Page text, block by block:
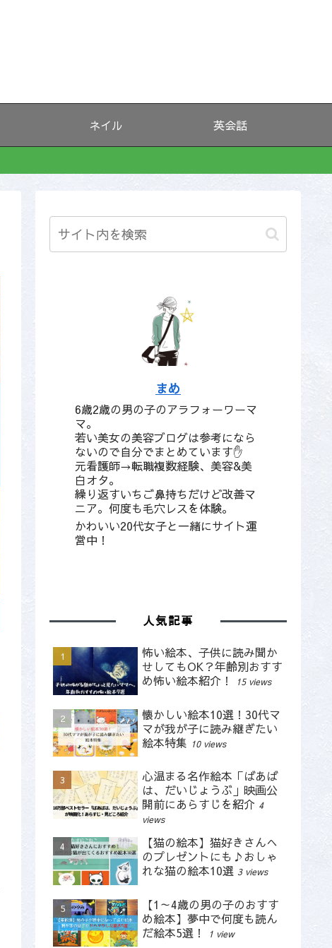
ネイル 英会話
まめ
6歳2歳の男の子のアラフォーワーマ
マ。
若い美女の美容ブログは参考になら
ないので自分でまとめています✋
元看護師→転職複数経験、美容&美
白オタ。
繰り返すいちご鼻持ちだけど改善マ
ニア。何度も毛穴レスを体験。
かわいい20代女子と一緒にサイト運
営中！
人気記事
怖い絵本、子供に読み聞か
せしてもOK？年齢別おすす
め怖い絵本紹介！
15 views
懐かしい絵本10選！30代マ
マが我が子に読み継ぎたい
絵本特集 10 views
心温まる名作絵本「ばあば
は、だいじょうぶ」映画公
開前にあらすじを紹介 4
views
【猫の絵本】猫好きさんへ
のプレゼントにも♪おしゃ
れな猫の絵本10選 3 views
【1～4歳の男の子のおすす
め絵本】夢中で何度も読ん
だ絵本5選！
1 view